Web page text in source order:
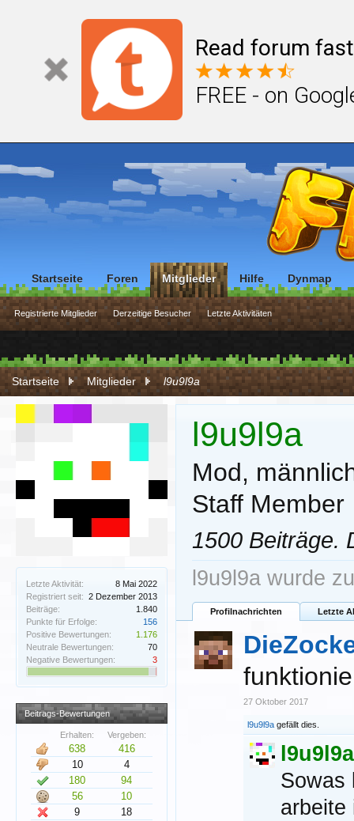
Read forum
FREE - on
Startseite Mitglieder l9u9l9a
Letzte Aktivität:
8 Mai 2022
Registriert seit: 2 Dezember 2013
Beiträge:
1.840
Punkte für Erfolge:
156
Positive Bewertungen:
1.176
Neutrale Bewertungen:
70
Negative Bewertungen:
3
Beitrags-Bewertungen
Erhalten: Vergeben:
638
416
10
4
180
94
56
10
9
18
l9u9l9a
Mod,
Staff Member
1500 Beiträge.
l9u9l9a wurde
Profilnachrichten Letzte
27 Oktober 2017
l9u9l9a gefällt dies.
l9u9l9a
Sowas
arbeite
Startseite Foren Mitglieder
Registrierte Mitglieder Derzeitige Besucher Letzte Aktivitäten
Hilfe Dynmap